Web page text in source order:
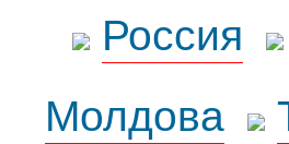
Россия
Молдова